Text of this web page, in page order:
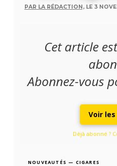
PAR LA RÉDACTION, LE 3
Cet article
Abonnez-vous
Voir
Déjà abonné ?
NOUVEAUTÉS — CIGARES